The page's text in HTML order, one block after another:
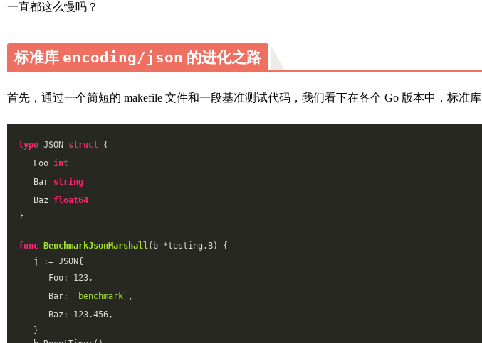
一直都这么慢吗？
标准库 encoding/json 的进化之路
首先，通过一个简短的 makefile 文件和一段基准测试代码，我们看下在各个 Go 版本中，标准库
type JSON struct {
Foo int
Bar string
Baz float64
}
func BenchmarkJsonMarshall(b *testing.B)
{
j := JSON{
Foo: 123,
Bar:
`benchmark` ,
Baz: 123.456,
}